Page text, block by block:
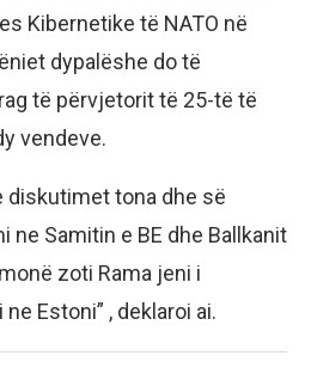
Kibernetike të NATO në
dypalëshe do të
të përvjetorit të 25-të të
vendeve.
diskutimet tona dhe së
ne Samitin e BE dhe Ballkanit
zoti Rama jeni i
Estoni” , deklaroi ai.